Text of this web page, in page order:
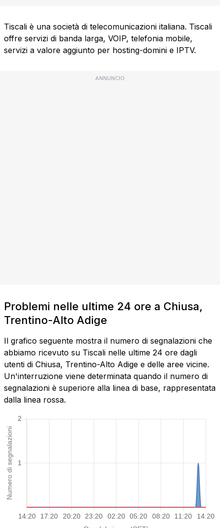
Tiscali è una società di telecomunicazioni italiana. Tiscali
offre servizi di banda larga, VOIP, telefonia mobile,
servizi a valore aggiunto per hosting-domini e IPTV.
ANNUNCIO
Problemi nelle ultime 24 ore a Chiusa,
Trentino-Alto Adige
Il grafico seguente mostra il numero di segnalazioni che
abbiamo ricevuto su Tiscali nelle ultime 24 ore dagli
utenti di Chiusa, Trentino-Alto Adige e delle aree vicine.
Un'interruzione viene determinata quando il numero di
segnalazioni è superiore alla linea di base, rappresentata
dalla linea rossa.